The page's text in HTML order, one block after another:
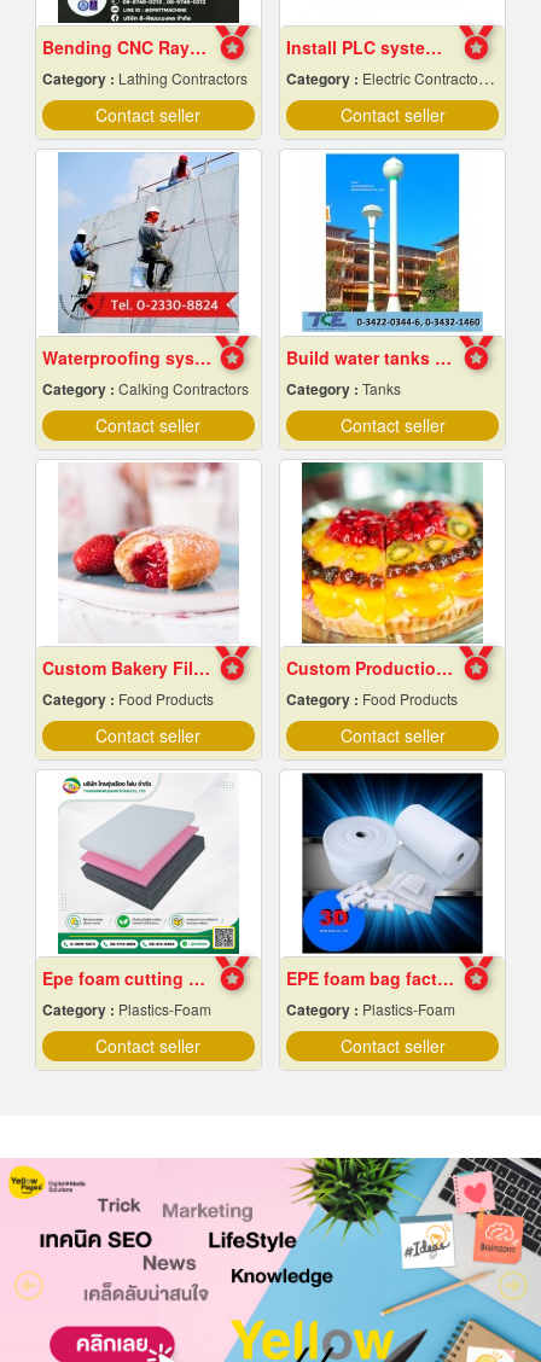
Bending CNC Rayong
Category : Lathing Contractors
Contact seller
Install PLC system Rayong
Category : Electric Contractors-Industrial & Residential
Contact seller
Waterproofing system service
Category : Calking Contractors
Contact seller
Build water tanks in the temple
Category : Tanks
Contact seller
Custom Bakery Fillings
Category : Food Products
Contact seller
Custom Production of Jam and Fruit Sauces
Category : Food Products
Contact seller
Epe foam cutting Pad
Category : Plastics-Foam
Contact seller
EPE foam bag factory, Chon Buri
Category : Plastics-Foam
Contact seller